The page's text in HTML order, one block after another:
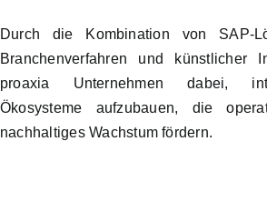
Durch die Kombination von SAP-
Branchenverfahren und künstlicher
proaxia Unternehmen dabei,
Ökosysteme aufzubauen, die
nachhaltiges Wachstum fördern.